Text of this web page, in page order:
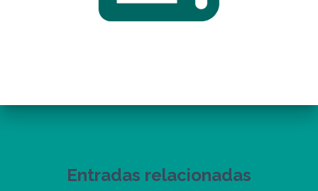
Entradas relacionadas